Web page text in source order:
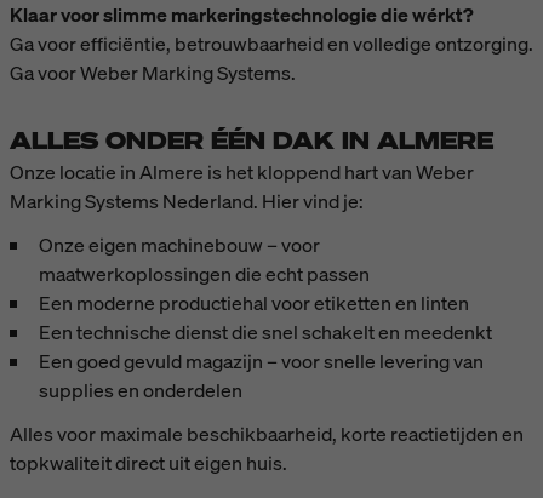
Klaar voor slimme markeringstechnologie die wérkt?
Ga voor efficiëntie, betrouwbaarheid en volledige ontzorging.
Ga voor Weber Marking Systems.
ALLES ONDER ÉÉN DAK IN ALMERE
Onze locatie in Almere is het kloppend hart van Weber
Marking Systems Nederland. Hier vind je:
Onze eigen machinebouw – voor
maatwerkoplossingen die echt passen
Een moderne productiehal voor etiketten en linten
Een technische dienst die snel schakelt en meedenkt
Een goed gevuld magazijn – voor snelle levering van
supplies en onderdelen
Alles voor maximale beschikbaarheid, korte reactietijden en
topkwaliteit direct uit eigen huis.